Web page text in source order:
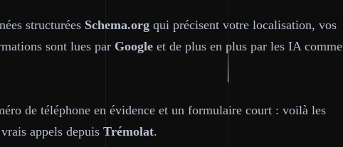
structurées Schema.org qui précisent votre localisation, vos
sont lues par Google et de plus en plus par les IA comme
de téléphone en évidence et un formulaire court : voilà les
appels depuis Trémolat.